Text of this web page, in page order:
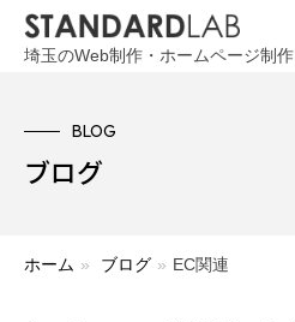
埼玉のWeb制作・ホームページ制作
BLOG
ブログ
ホーム » ブログ » EC関連